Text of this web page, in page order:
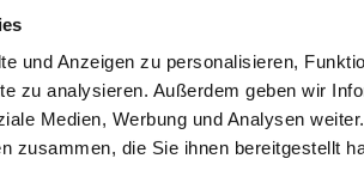
und Anzeigen zu personalisieren,
zu analysieren. Außerdem geben wir
Medien, Werbung und Analysen
zusammen, die Sie ihnen bereitgestellt
matching pieces
collection.